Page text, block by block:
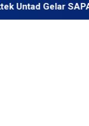
SAPA 2026